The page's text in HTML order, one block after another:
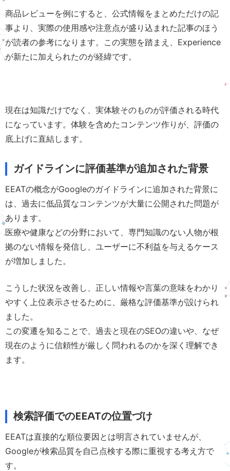
商品レビューを例にすると、公式情報をまとめただけの記
事より、実際の使用感や注意点が盛り込まれた記事のほう
が読者の参考になります。この実態を踏まえ、Experience
が新たに加えられたのが経緯です。
現在は知識だけでなく、実体験そのものが評価される時代
になっています。体験を含めたコンテンツ作りが、評価の
底上げに直結します。
ガイドラインに評価基準が追加された背景
EEATの概念がGoogleのガイドラインに追加された背景に
は、過去に低品質なコンテンツが大量に公開された問題が
あります。
医療や健康などの分野において、専門知識のない人物が根
拠のない情報を発信し、ユーザーに不利益を与えるケース
が増加しました。
こうした状況を改善し、正しい情報や言葉の意味をわかり
やすく上位表示させるために、厳格な評価基準が設けられ
ました。
この変遷を知ることで、過去と現在のSEOの違いや、なぜ
現在のように信頼性が厳しく問われるのかを深く理解でき
ます。
検索評価でのEEATの位置づけ
EEATは直接的な順位要因とは明言されていませんが、
Googleが検索品質を自己点検する際に重視する考え方で
す。